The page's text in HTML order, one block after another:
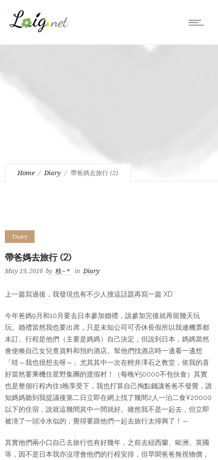
Home Diary 帶爸媽去旅行 (2)
Diary
帶爸媽去旅行 (2)
May 19, 2016 by 枝~＊ in Diary
上一篇寫過後，我發現也有不少人搜這話題再寫一篇 XD
今年爸媽9月和10月要去日本參加婚禮，說參加完後就再留幾天玩
玩。婚禮當然我也要出席，只是未知公司可否休長假所以我連機票都
未訂。行程是他們（主要是媽媽）自己決定，但說到日本，媽媽當然
會使喚自己女兒查資料和預約酒店。幫他們找酒店時一邊看一邊想
「哇～我也很想去呀～」尤其其中一次在輕井澤石之教堂，依我的喜
好當然要乘機住星野集團的渡假村！（每晚¥50000不包伙食）其實
也是整個行程內住1晚享受下，我也打算自己掏點錢讓爸爸不發覺，誰
知媽媽聽到我提議後第二日立即在網上找了幾間2人一泊二食¥20000
以下的住宿，說就這幾間其中一間就好。雖然我不是一起去，但立即
被澆了一頭冷水似的，覺得要跟他們一起去旅行太掃興了！～
其實他們兩小口自己去旅行也有好幾年，之前去紐西蘭、歐洲、英國
等，因不是日本我亦沒理會他們的行程安排，但早聞爸爸無視物價，